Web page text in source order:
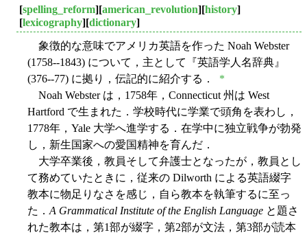
[spelling_reform][american_revolution][history]
[lexicography][dictionary]
象徴的な意味でアメリカ英語を作った Noah Webster
(1758--1843) について，主として『英語学人名辞典』
(376--77) に拠り，伝記的に紹介する． *
Noah Webster は，1758年，Connecticut 州は West
Hartford で生まれた．学校時代に学業で頭角を表わし，
1778年，Yale 大学へ進学する．在学中に独立戦争が勃発
し，新生国家への愛国精神を育んだ．
大学卒業後，教員そして弁護士となったが，教員とし
て務めていたときに，従来の Dilworth による英語綴字
教本に物足りなさを感じ，自ら教本を執筆するに至っ
た． A Grammatical Institute of the English Language と題さ
れた教本は，第1部が綴字，第2部が文法，第3部が読本